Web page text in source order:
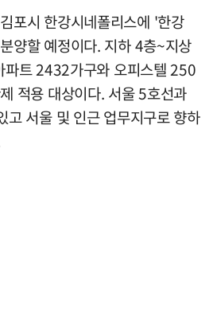
포시 한강시네폴리스에 '한강
양할 예정이다. 지하 4층~지상
트 2432가구와 오피스텔 250
적용 대상이다. 서울 5호선과
고 서울 및 인근 업무지구로 향하